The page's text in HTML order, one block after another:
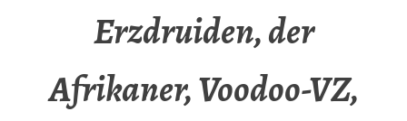
Erzdruiden, der
Afrikaner, Voodoo-VZ,